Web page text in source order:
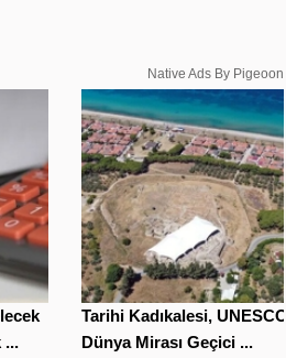
Native Ads By Pigeoon
...
Tarihi Kadıkalesi, UNESCO
Dünya Mirası Geçici ...